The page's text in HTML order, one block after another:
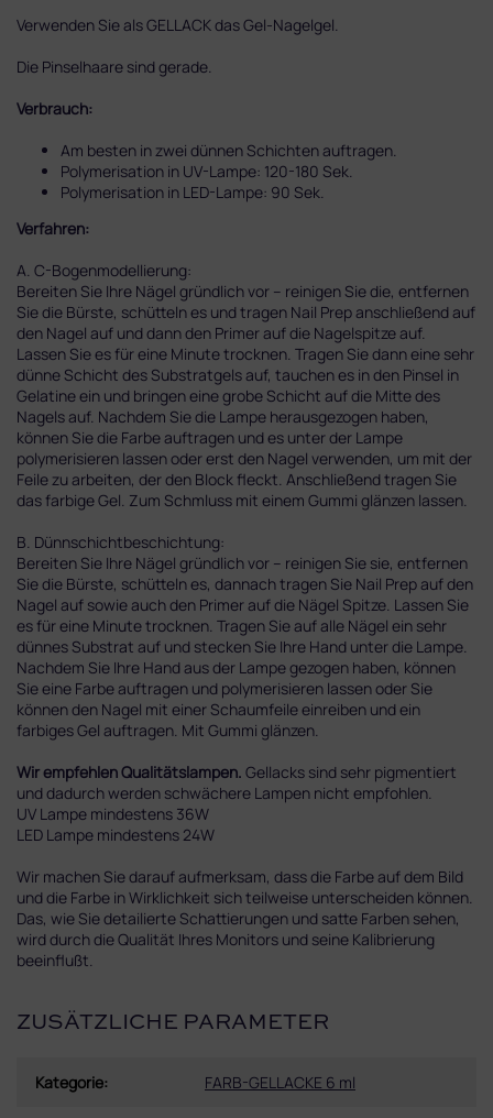
Verwenden Sie als GELLACK das Gel-Nagelgel.
Die Pinselhaare sind gerade.
Verbrauch:
Am besten in zwei dünnen Schichten auftragen.
Polymerisation in UV-Lampe: 120-180 Sek.
Polymerisation in LED-Lampe: 90 Sek.
Verfahren:
A. C-Bogenmodellierung:
Bereiten Sie Ihre Nägel gründlich vor – reinigen Sie die, entfernen
Sie die Bürste, schütteln es und tragen Nail Prep anschließend auf
den Nagel auf und dann den Primer auf die Nagelspitze auf.
Lassen Sie es für eine Minute trocknen. Tragen Sie dann eine sehr
dünne Schicht des Substratgels auf, tauchen es in den Pinsel in
Gelatine ein und bringen eine grobe Schicht auf die Mitte des
Nagels auf. Nachdem Sie die Lampe herausgezogen haben,
können Sie die Farbe auftragen und es unter der Lampe
polymerisieren lassen oder erst den Nagel verwenden, um mit der
Feile zu arbeiten, der den Block fleckt. Anschließend tragen Sie
das farbige Gel. Zum Schmluss mit einem Gummi glänzen lassen.
B. Dünnschichtbeschichtung:
Bereiten Sie Ihre Nägel gründlich vor – reinigen Sie sie, entfernen
Sie die Bürste, schütteln es, dannach tragen Sie Nail Prep auf den
Nagel auf sowie auch den Primer auf die Nägel Spitze. Lassen Sie
es für eine Minute trocknen. Tragen Sie auf alle Nägel ein sehr
dünnes Substrat auf und stecken Sie Ihre Hand unter die Lampe.
Nachdem Sie Ihre Hand aus der Lampe gezogen haben, können
Sie eine Farbe auftragen und polymerisieren lassen oder Sie
können den Nagel mit einer Schaumfeile einreiben und ein
farbiges Gel auftragen. Mit Gummi glänzen.
Wir empfehlen Qualitätslampen. Gellacks sind sehr pigmentiert
und dadurch werden schwächere Lampen nicht empfohlen.
UV Lampe mindestens 36W
LED Lampe mindestens 24W
Wir machen Sie darauf aufmerksam, dass die Farbe auf dem Bild
und die Farbe in Wirklichkeit sich teilweise unterscheiden können.
Das, wie Sie detailierte Schattierungen und satte Farben sehen,
wird durch die Qualität Ihres Monitors und seine Kalibrierung
beeinflußt.
ZUSÄTZLICHE PARAMETER
Kategorie: FARB-GELLACKE 6 ml